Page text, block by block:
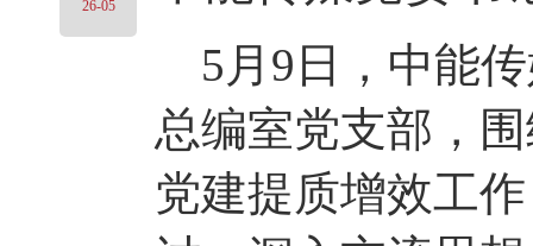
26-05
5月9日，中能传
总编室党支部，
党建提质增效工